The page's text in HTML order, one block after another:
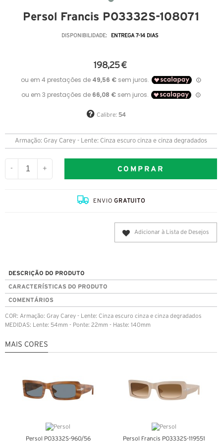
Persol Francis PO3332S-108071
DISPONIBILIDADE: ENTREGA 7-14 DIAS
198,25 €
Calibre: 54
Armação: Gray Carey - Lente: Cinza escuro cinza e cinza degradados
- + COMPRAR
ENVIOGRATUITO
Adicionar à Lista de Desejos
DESCRIÇÃO DO PRODUTO
CARACTERÍSTICAS DO PRODUTO
COMENTÁRIOS
COR: Armação: Gray Carey - Lente: Cinza escuro cinza e cinza degradados
MEDIDAS: Lente: 54mm - Ponte: 22mm - Haste: 140mm
MAIS CORES
Persol PO3332S-960/56 Persol Francis PO3332S-119551